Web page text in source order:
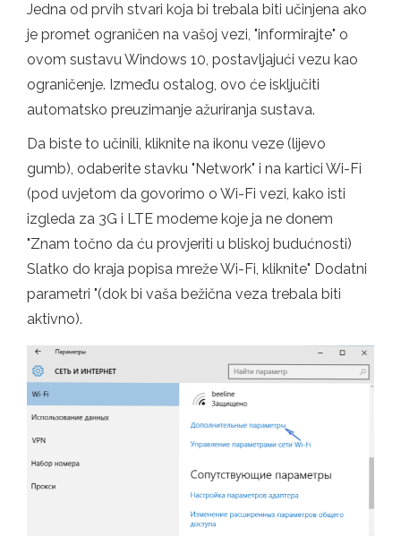
Jedna od prvih stvari koja bi trebala biti učinjena ako
je promet ograničen na vašoj vezi, "informirajte" o
ovom sustavu Windows 10, postavljajući vezu kao
ograničenje. Između ostalog, ovo će isključiti
automatsko preuzimanje ažuriranja sustava.
Da biste to učinili, kliknite na ikonu veze (lijevo
gumb), odaberite stavku "Network" i na kartici Wi-Fi
(pod uvjetom da govorimo o Wi-Fi vezi, kako isti
izgleda za 3G i LTE modeme koje ja ne donem
"Znam točno da ću provjeriti u bliskoj budućnosti)
Slatko do kraja popisa mreže Wi-Fi, kliknite" Dodatni
parametri "(dok bi vaša bežična veza trebala biti
aktivno).